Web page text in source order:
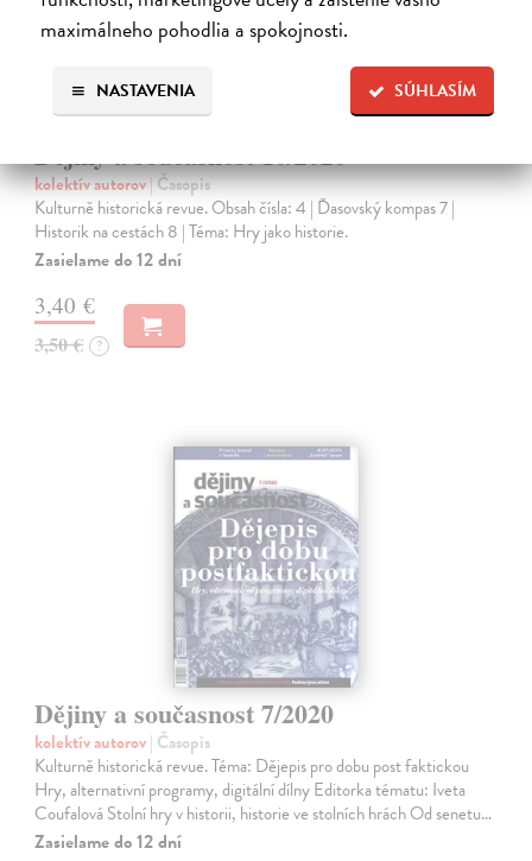
maximálneho pohodlia a spokojnosti.
SÚHLASÍM
NASTAVENIA
Dějiny a současnost 10/2020
kolektív autorov| Časopis
Kulturně historická revue. Obsah čísla: 4 | Ďasovský kompas 7 |
Historik na cestách 8 | Téma: Hry jako historie.
Zasielame do 12 dní
3,40 €
3,50 € ?
Dějiny a současnost 7/2020
kolektív autorov| Časopis
Kulturně historická revue. Téma: Dějepis pro dobu post faktickou
Hry, alternativní programy, digitální dílny Editorka tématu: Iveta
Coufalová Stolní hry v historii, historie ve stolních hrách Od senetu…
Zasielame do 12 dní